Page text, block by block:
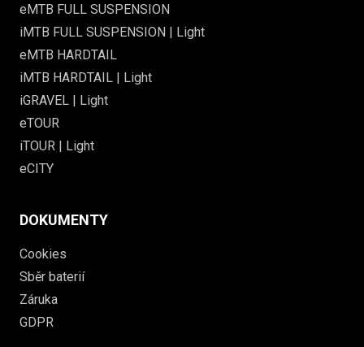
eMTB FULL SUSPENSION
iMTB FULL SUSPENSION | Light
eMTB HARDTAIL
iMTB HARDTAIL | Light
iGRAVEL | Light
eTOUR
iTOUR | Light
eCITY
DOKUMENTY
Cookies
Sběr baterií
Záruka
GDPR